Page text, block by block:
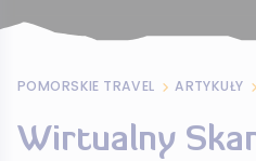
POMORSKIE TRAVEL ARTYKUŁY
Wirtualny